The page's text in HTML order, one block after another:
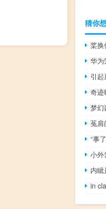
猜你
桨换
华为
引
奇迹
梦幻
菟肩
“事
小外
内眦
in